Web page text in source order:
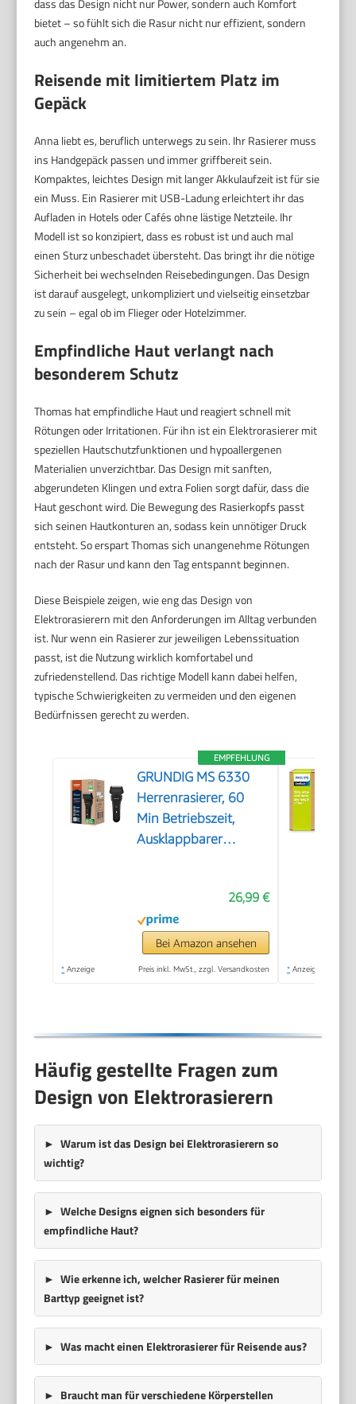
dass das Design nicht nur Power, sondern auch Komfort
bietet – so fühlt sich die Rasur nicht nur effizient, sondern
auch angenehm an.
Reisende mit limitiertem Platz im
Gepäck
Anna liebt es, beruflich unterwegs zu sein. Ihr Rasierer muss
ins Handgepäck passen und immer griffbereit sein.
Kompaktes, leichtes Design mit langer Akkulaufzeit ist für sie
ein Muss. Ein Rasierer mit USB-Ladung erleichtert ihr das
Aufladen in Hotels oder Cafés ohne lästige Netzteile. Ihr
Modell ist so konzipiert, dass es robust ist und auch mal
einen Sturz unbeschadet übersteht. Das bringt ihr die nötige
Sicherheit bei wechselnden Reisebedingungen. Das Design
ist darauf ausgelegt, unkompliziert und vielseitig einsetzbar
zu sein – egal ob im Flieger oder Hotelzimmer.
Empfindliche Haut verlangt nach
besonderem Schutz
Thomas hat empfindliche Haut und reagiert schnell mit
Rötungen oder Irritationen. Für ihn ist ein Elektrorasierer mit
speziellen Hautschutzfunktionen und hypoallergenen
Materialien unverzichtbar. Das Design mit sanften,
abgerundeten Klingen und extra Folien sorgt dafür, dass die
Haut geschont wird. Die Bewegung des Rasierkopfs passt
sich seinen Hautkonturen an, sodass kein unnötiger Druck
entsteht. So erspart Thomas sich unangenehme Rötungen
nach der Rasur und kann den Tag entspannt beginnen.
Diese Beispiele zeigen, wie eng das Design von
Elektrorasierern mit den Anforderungen im Alltag verbunden
ist. Nur wenn ein Rasierer zur jeweiligen Lebenssituation
passt, ist die Nutzung wirklich komfortabel und
zufriedenstellend. Das richtige Modell kann dabei helfen,
typische Schwierigkeiten zu vermeiden und den eigenen
Bedürfnissen gerecht zu werden.
EMPFEHLUNG
GRUNDIG MS 6330
Herrenrasierer, 60
Min Betriebszeit,
Ausklappbarer
Schneidsystem,
Gehäuse aus 74%
recyceltem Kunststoff,
Weltweite Nutzung,
26,99 €
Bei Amazon ansehen
* Anzeige Preis inkl. MwSt., zzgl. Versandkosten * Anzeige
Häufig gestellte Fragen zum
Design von Elektrorasierern
Warum ist das Design bei Elektrorasierern so
wichtig?
Welche Designs eignen sich besonders für
empfindliche Haut?
Wie erkenne ich, welcher Rasierer für meinen
Barttyp geeignet ist?
Was macht einen Elektrorasierer für Reisende aus?
Braucht man für verschiedene Körperstellen